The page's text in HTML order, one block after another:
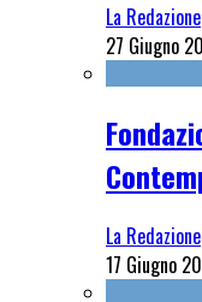
La Redazione
27 Giugno
La Redazione
17 Giugno